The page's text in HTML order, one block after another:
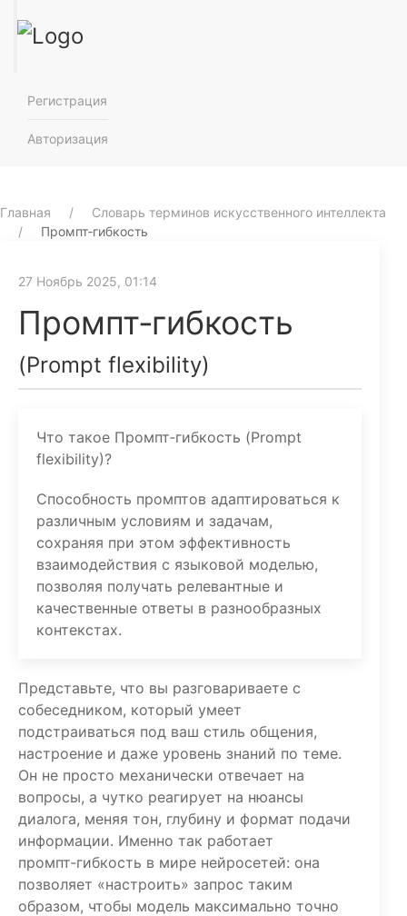
Регистрация
Авторизация
Главная
Словарь терминов искусственного интеллекта
Промпт‑гибкость
27 Ноябрь 2025, 01:14
Промпт‑гибкость
(Prompt flexibility)
Что такое Промпт‑гибкость (Prompt
flexibility)?
Способность промптов адаптироваться к
различным условиям и задачам,
сохраняя при этом эффективность
взаимодействия с языковой моделью,
позволяя получать релевантные и
качественные ответы в разнообразных
контекстах.
Представьте, что вы разговариваете с
собеседником, который умеет
подстраиваться под ваш стиль общения,
настроение и даже уровень знаний по теме.
Он не просто механически отвечает на
вопросы, а чутко реагирует на нюансы
диалога, меняя тон, глубину и формат подачи
информации. Именно так работает
промпт‑гибкость в мире нейросетей: она
позволяет «настроить» запрос таким
образом, чтобы модель максимально точно